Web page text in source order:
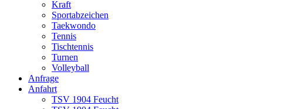
Kraft
Sportabzeichen
Taekwondo
Tennis
Tischtennis
Turnen
Volleyball
Anfrage
Anfahrt
TSV 1904 Feucht